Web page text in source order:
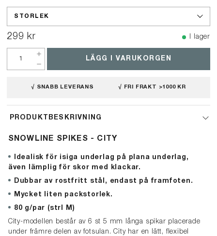
STORLEK
299 kr I lager
LÄGG I VARUKORGEN
√ SNABB LEVERANS √ FRI FRAKT >1000 KR
PRODUKTBESKRIVNING
SNOWLINE SPIKES - CITY
Idealisk för isiga underlag på plana underlag,
även lämplig för skor med klackar.
Dubbar av rostfritt stål, endast på framfoten.
Mycket liten packstorlek.
80 g/par (strl M)
City-modellen består av 6 st 5 mm långa spikar placerade
under främre delen av fotsulan. City har en lätt, flexibel